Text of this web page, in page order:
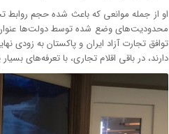
او از جمله موانعی که باعث شده حجم روابط
محدودیت‌های وضع شده توسط دولت‌ها
توافق تجارت آزاد ایران و پاکستان به
دارند، در باقی اقلام تجاری، با تعرفه‌های